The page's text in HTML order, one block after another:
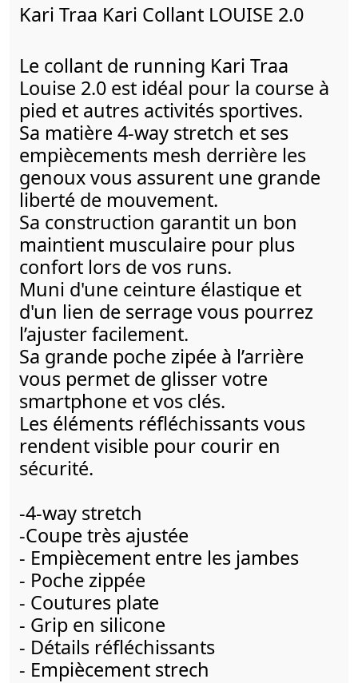
Kari Traa Kari Collant LOUISE 2.0
Le collant de running Kari Traa
Louise 2.0 est idéal pour la course à
pied et autres activités sportives.
Sa matière 4-way stretch et ses
empiècements mesh derrière les
genoux vous assurent une grande
liberté de mouvement.
Sa construction garantit un bon
maintient musculaire pour plus
confort lors de vos runs.
Muni d'une ceinture élastique et
d'un lien de serrage vous pourrez
l’ajuster facilement.
Sa grande poche zipée à l’arrière
vous permet de glisser votre
smartphone et vos clés.
Les éléments réfléchissants vous
rendent visible pour courir en
sécurité.
-4-way stretch
-Coupe très ajustée
- Empiècement entre les jambes
- Poche zippée
- Coutures plate
- Grip en silicone
- Détails réfléchissants
- Empiècement strech